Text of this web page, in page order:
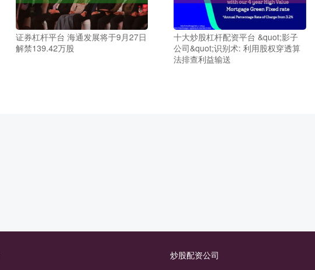
证券杠杆平台 海通发展将于9月27日
解禁139.42万股
十大炒股杠杆配资平台 &quot;影子
公司&quot;识别术: 利用股权穿透算
法排查利益输送
炒股配资公司